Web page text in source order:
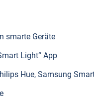
smarte Geräte
Light“ App
Hue, Samsung